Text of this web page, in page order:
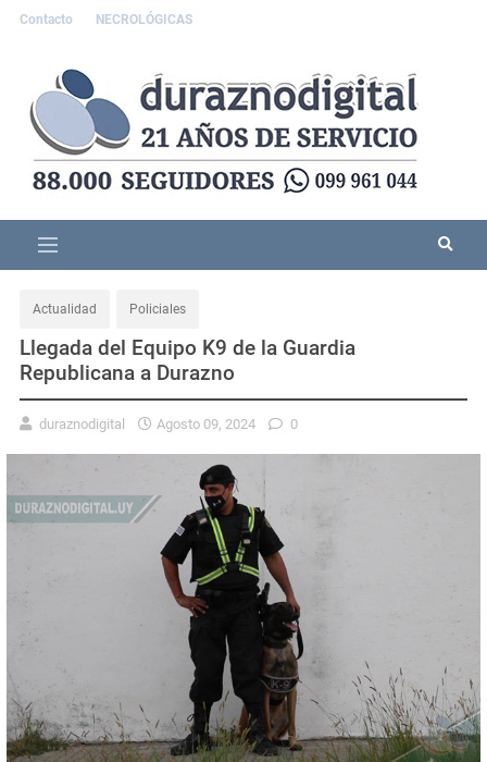
Contacto NECROLÓGICAS
Actualidad Policiales
Llegada del Equipo K9 de la Guardia
Republicana a Durazno
duraznodigital Agosto 09, 2024 0